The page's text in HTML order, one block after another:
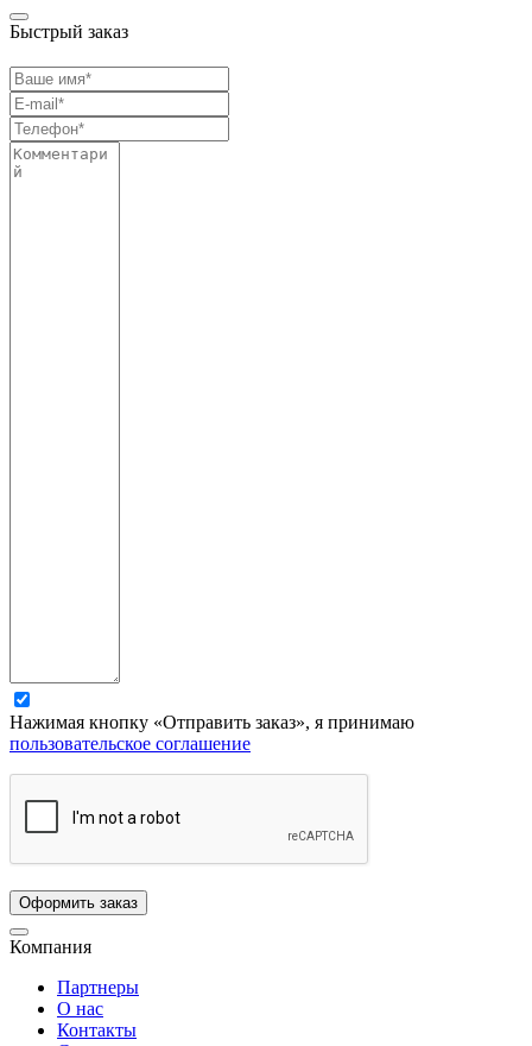
Быстрый заказ
Нажимая кнопку «Отправить заказ», я принимаю
пользовательское соглашение
Компания
Партнеры
О нас
Контакты